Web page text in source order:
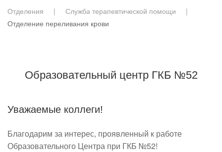
Отделения
Служба терапевтической помощи
Отделение переливания крови
Образовательный центр ГКБ №52
Уважаемые коллеги!
Благодарим за интерес, проявленный к работе
Образовательного Центра при ГКБ №52!